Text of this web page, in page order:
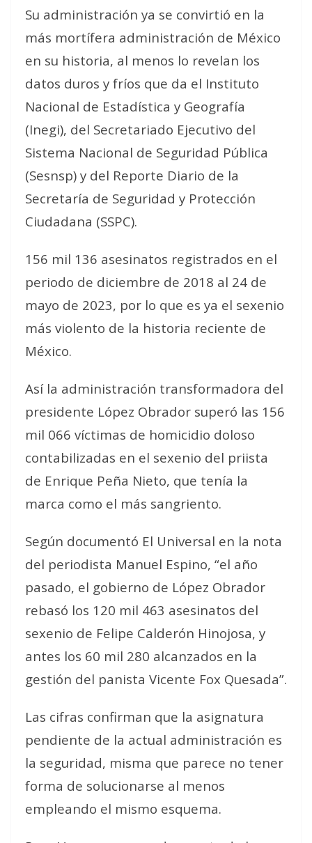
Su administración ya se convirtió en la
más mortífera administración de México
en su historia, al menos lo revelan los
datos duros y fríos que da el Instituto
Nacional de Estadística y Geografía
(Inegi), del Secretariado Ejecutivo del
Sistema Nacional de Seguridad Pública
(Sesnsp) y del Reporte Diario de la
Secretaría de Seguridad y Protección
Ciudadana (SSPC).
156 mil 136 asesinatos registrados en el
periodo de diciembre de 2018 al 24 de
mayo de 2023, por lo que es ya el sexenio
más violento de la historia reciente de
México.
Así la administración transformadora del
presidente López Obrador superó las 156
mil 066 víctimas de homicidio doloso
contabilizadas en el sexenio del priista
de Enrique Peña Nieto, que tenía la
marca como el más sangriento.
Según documentó El Universal en la nota
del periodista Manuel Espino, “el año
pasado, el gobierno de López Obrador
rebasó los 120 mil 463 asesinatos del
sexenio de Felipe Calderón Hinojosa, y
antes los 60 mil 280 alcanzados en la
gestión del panista Vicente Fox Quesada”.
Las cifras confirman que la asignatura
pendiente de la actual administración es
la seguridad, misma que parece no tener
forma de solucionarse al menos
empleando el mismo esquema.